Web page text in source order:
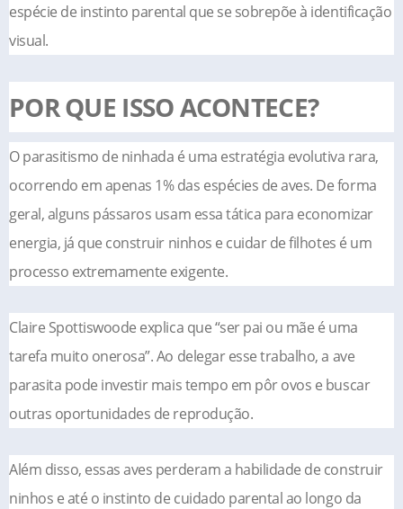
espécie de instinto parental que se sobrepõe à identificação
visual.
POR QUE ISSO ACONTECE?
O parasitismo de ninhada é uma estratégia evolutiva rara,
ocorrendo em apenas 1% das espécies de aves. De forma
geral, alguns pássaros usam essa tática para economizar
energia, já que construir ninhos e cuidar de filhotes é um
processo extremamente exigente.
Claire Spottiswoode explica que “ser pai ou mãe é uma
tarefa muito onerosa”. Ao delegar esse trabalho, a ave
parasita pode investir mais tempo em pôr ovos e buscar
outras oportunidades de reprodução.
Além disso, essas aves perderam a habilidade de construir
ninhos e até o instinto de cuidado parental ao longo da